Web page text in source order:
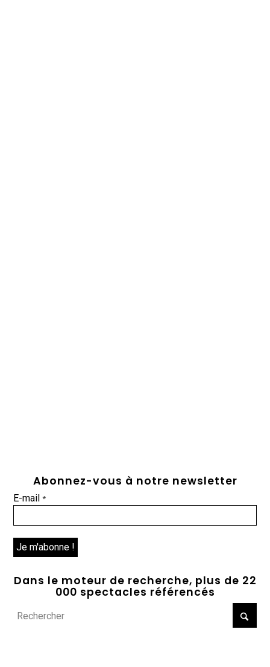
Abonnez-vous à notre newsletter
E-mail*
Dans le moteur de recherche, plus de 22
000 spectacles référencés